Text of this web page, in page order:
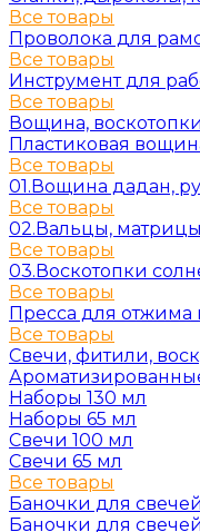
Все товары
Проволока для
Все товары
Инструмент для
Все товары
Вощина,
Пластиковая
Все товары
01.Вощина дадан,
Все товары
02.Вальцы,
Все товары
03.Воскотопки
Все товары
Пресса для отжима
Все товары
Свечи, фитили,
Наборы 130 мл
Наборы 65 мл
Свечи 100 мл
Свечи 65 мл
Все товары
Баночки для свечей
Баночки для